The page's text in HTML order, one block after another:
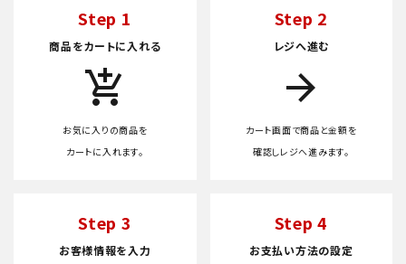
Step 1
商品をカートに入れる
add_shopping_cart
お気に入りの商品を
カートに入れます。
Step 2
レジへ進む
arrow_forward
カート画面で商品と金額を
確認しレジへ進みます。
Step 3
お客様情報を入力
Step 4
お支払い方法の設定